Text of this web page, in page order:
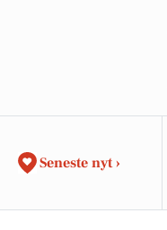
Seneste nyt ›